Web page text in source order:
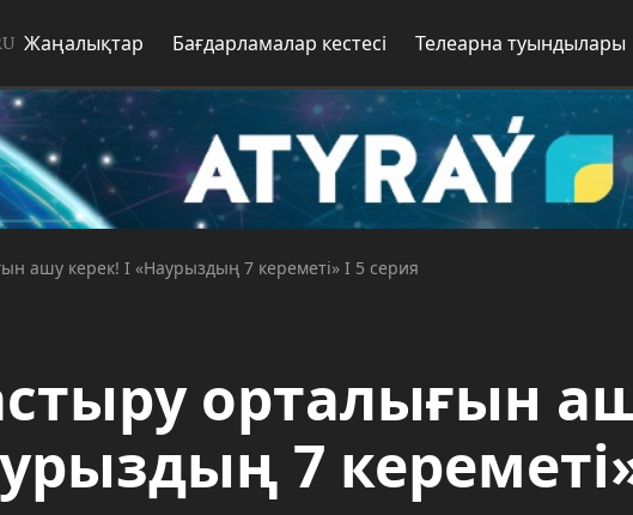
Жаңалықтар Бағдарламалар кестесі Телеарна туындылары
ашу керек! І «Наурыздың 7 кереметі» І 5 серия
орталығын
7